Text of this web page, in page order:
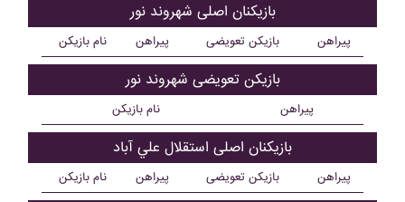
بازیکنان اصلی شهروند نور
نام بازیکن پیراهن بازیکن تعویضی پیراهن
بازیکن تعویضی شهروند نور
نام بازیکن پیراهن
بازیکنان اصلی استقلال علي آباد
نام بازیکن پیراهن بازیکن تعویضی پیراهن